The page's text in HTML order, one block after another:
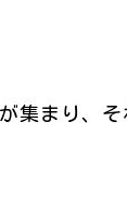
集まり、